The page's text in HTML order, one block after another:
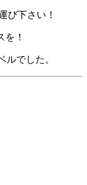
び下さい！
！
ルでした。